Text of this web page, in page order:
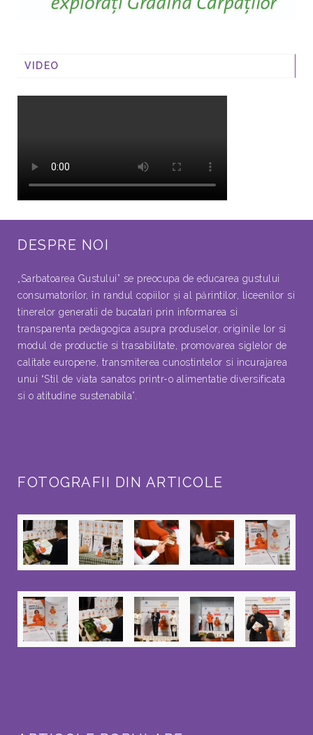
VIDEO
DESPRE NOI
„Sarbatoarea Gustului” se preocupa de educarea gustului
consumatorilor, în randul copiilor şi al părintilor, liceenilor si
tinerelor generatii de bucatari prin informarea si
transparenta pedagogica asupra produselor, originile lor si
modul de productie si trasabilitate, promovarea siglelor de
calitate europene, transmiterea cunostintelor si incurajarea
unui “Stil de viata sanatos printr-o alimentatie diversificata
si o atitudine sustenabila”.
FOTOGRAFII DIN ARTICOLE